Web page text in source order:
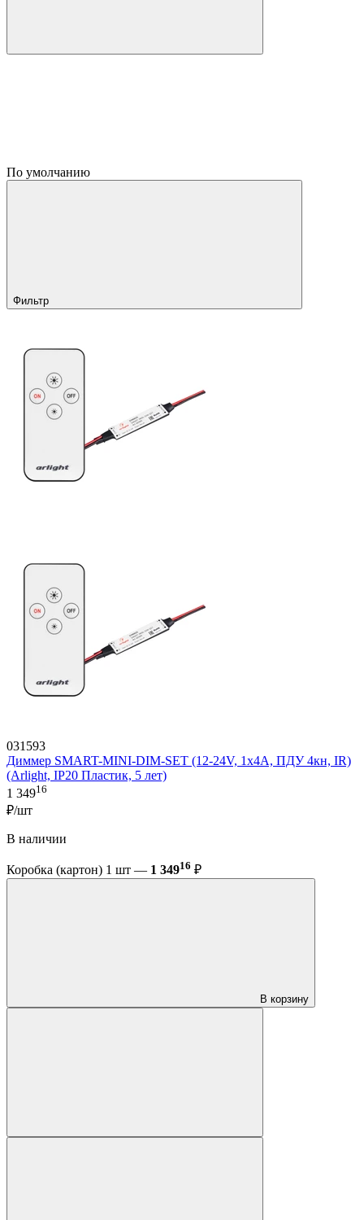
По умолчанию
Фильтр
031593
Диммер SMART-MINI-DIM-SET (12-24V, 1x4A, ПДУ 4кн, IR)
(Arlight, IP20 Пластик, 5 лет)
1 34916
₽/шт
В наличии
Коробка (картон) 1 шт — 1 34916 ₽
В корзину